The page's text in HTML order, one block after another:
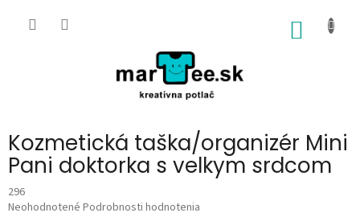
Kozmetická taška/organizér Mini
Pani doktorka s velkym srdcom
296
Priemerné
Neohodnotené Podrobnosti hodnotenia